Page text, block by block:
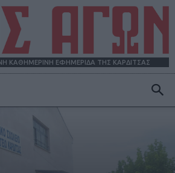
ΚΑΘΗΜΕΡΙΝΗ ΕΦΗΜΕΡΙΔΑ ΤΗΣ ΚΑΡΔΙΤΣΑΣ